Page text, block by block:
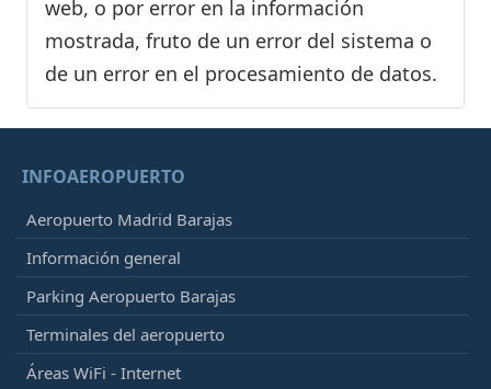
web, o por error en la información
mostrada, fruto de un error del sistema o
de un error en el procesamiento de datos.
INFOAEROPUERTO
Aeropuerto Madrid Barajas
Información general
Parking Aeropuerto Barajas
Terminales del aeropuerto
Áreas WiFi - Internet